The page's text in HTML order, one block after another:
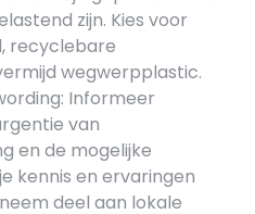
zijn. Kies voor
recyclebare
wegwerpplastic.
Informeer
van
en de mogelijke
kennis en ervaringen
deel aan lokale